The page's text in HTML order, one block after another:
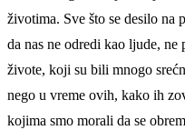
životima. Sve što se desilo na
da nas ne odredi kao ljude, ne
živote, koji su bili mnogo
nego u vreme ovih, kako ih
kojima smo morali da se